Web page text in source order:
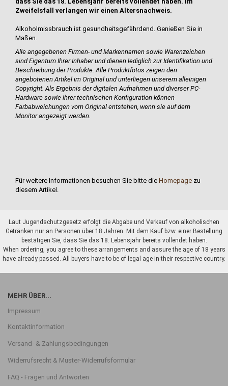
Zweifelsfall verlangen wir einen Altersnachweis.
Alkoholmissbrauch ist gesundheitsgefährdend. Genießen Sie in
Maßen.
Alle angegebenen Firmen- und Markennamen sowie Warenzeichen
sind Eigentum Ihrer Inhaber und dienen lediglich zur Identifikation und
Beschreibung der Produkte.Alle Produktfotos zeigen den
angebotenen Artikel im Original und unterliegen unserem alleinigen
Copyright. Als Ergebnis der digitalen Aufnahmen und diverser PC-
Hardware sowie ihrer technischen Konfiguration können
Farbabweichungen vom Original entstehen, wenn sie auf dem
Monitor angezeigt werden.
Für weitere Informationen besuchen Sie bitte die Homepage zu
diesem Artikel.
Laut Jugendschutzgesetz erfolgt die Abgabe und Verkauf von alkoholischen
Getränken nur an Personen über 18 Jahren. Mit dem Kauf bzw. einer Bestellung
bestätigen Sie, dass Sie das 18. Lebensjahr bereits vollendet haben.
When ordering, you agree to these arrangements and assure the age of 18 years
have already passed. All buyers have to be of legal age in their respective country.
MEHR ÜBER...
Impressum
Kontaktinformation
Versand- & Zahlungsbedingungen
Widerrufsrecht & Muster-Widerrufsformular
FAQ - Fragen und Antworten